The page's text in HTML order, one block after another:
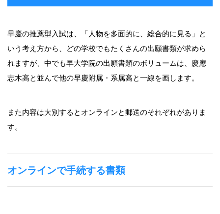
早慶の推薦型入試は、「人物を多面的に、総合的に見る」と
いう考え方から、どの学校でもたくさんの出願書類が求めら
れますが、中でも早大学院の出願書類のボリュームは、慶應
志木高と並んで他の早慶附属・系属高と一線を画します。
また内容は大別するとオンラインと郵送のそれぞれがありま
す。
オンラインで手続する書類